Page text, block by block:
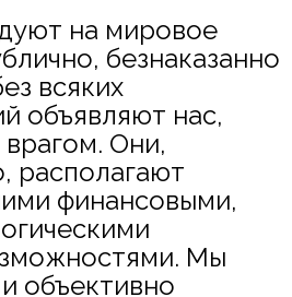
на мировое
безнаказанно
всяких
объявляют нас,
Они,
располагают
финансовыми,
Мы
объективно